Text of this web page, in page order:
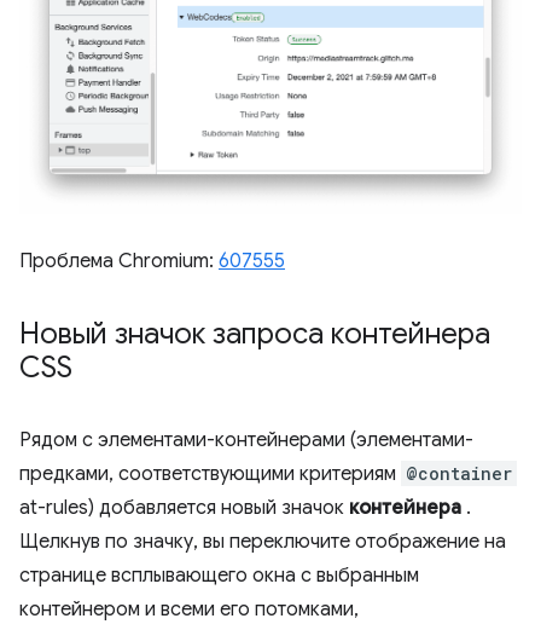
Проблема Chromium: 607555
Новый значок запроса контейнера
CSS
Рядом с элементами-контейнерами (элементами-
предками, соответствующими критериям @container
at-rules) добавляется новый значок контейнера .
Щелкнув по значку, вы переключите отображение на
странице всплывающего окна с выбранным
контейнером и всеми его потомками,